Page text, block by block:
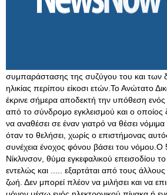
συμπαράστασης της συζύγου του και των
ηλικίας περίπου είκοσι ετών.Το Ανώτατο
έκρινε σήμερα αποδεκτή την υπόθεση
από το σύνδρομο εγκλεισμού και ο οποίος
να αναθέσει σε έναν γιατρό να θέσει
όταν το θελήσει, χωρίς ο επιστήμονας
συνέχεια ένοχος φόνου βάσει του νόμου.Ο
Νίκλινσον, θύμα εγκεφαλικού επεισοδίου
εντελώς και ..... εξαρτάται από τους
ζωή. Δεν μπορεί πλέον να μιλήσει και να